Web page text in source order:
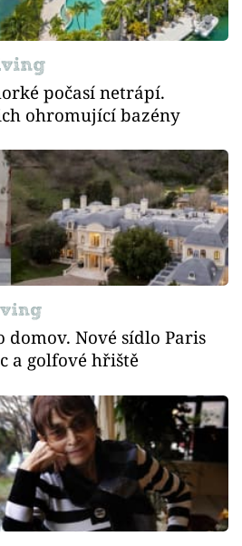
počasí netrápí.
ohromující bazény
Nové sídlo Paris
a golfové hřiště